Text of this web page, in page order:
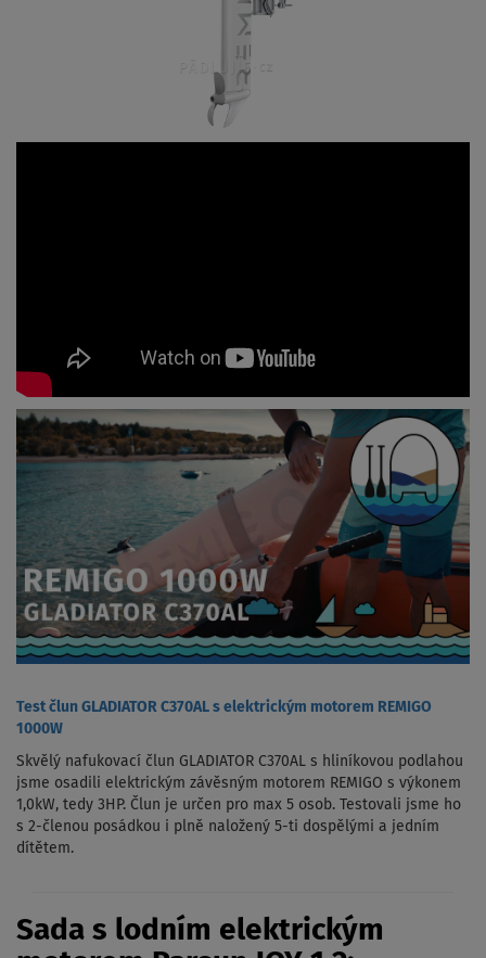
Test člun GLADIATOR C370AL s elektrickým motorem REMIGO
1000W
Skvělý nafukovací člun GLADIATOR C370AL s hliníkovou podlahou
jsme osadili elektrickým závěsným motorem REMIGO s výkonem
1,0kW, tedy 3HP. Člun je určen pro max 5 osob. Testovali jsme ho
s 2-členou posádkou i plně naložený 5-ti dospělými a jedním
dítětem.
Sada s lodním elektrickým